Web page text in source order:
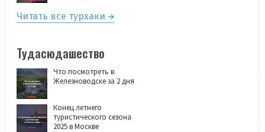
Читать все турхаки
Тудасюдашество
Что посмотреть в
Железноводске за 2 дня
Конец летнего
туристического сезона
2025 в Москве